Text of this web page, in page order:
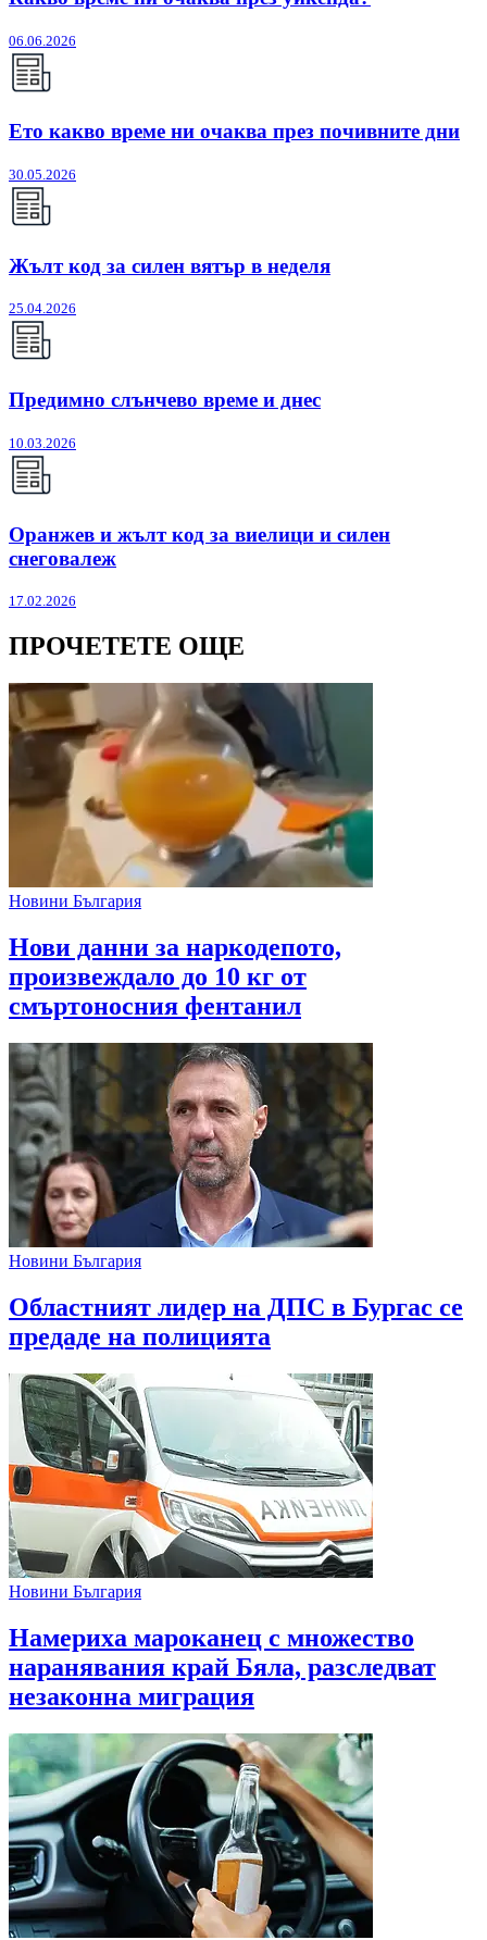
06.06.2026
Ето какво време ни очаква през почивните дни
30.05.2026
Жълт код за силен вятър в неделя
25.04.2026
Предимно слънчево време и днес
10.03.2026
Оранжев и жълт код за виелици и силен
снеговалеж
17.02.2026
ПРОЧЕТЕТЕ ОЩЕ
Новини България
Нови данни за наркодепото,
произвеждало до 10 кг от
смъртоносния фентанил
Новини България
Областният лидер на ДПС в Бургас се
предаде на полицията
Новини България
Намериха мароканец с множество
наранявания край Бяла, разследват
незаконна миграция